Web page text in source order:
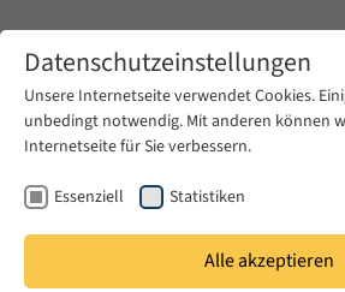
Zum Hauptinhalt springen
Datenschutzeinstellungen
Unsere Internetseite verwendet Cookies.
unbedingt notwendig. Mit anderen können
Internetseite für Sie verbessern.
Essenziell Statistiken
Alle akzeptieren